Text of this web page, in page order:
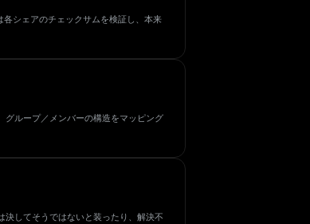
シェアのチェックサムを検証し、本来
グループ／メンバーの構造をマッピング
してそうではないと装ったり、解決不